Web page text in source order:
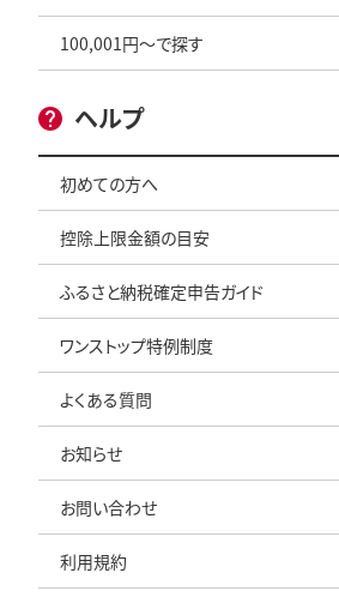
100,001円～で探す
ヘルプ
初めての方へ
控除上限金額の目安
ふるさと納税確定申告ガイド
ワンストップ特例制度
よくある質問
お知らせ
お問い合わせ
利用規約